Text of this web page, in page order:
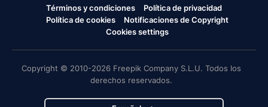
Términos y condiciones
Política de privacidad
Política de cookies
Notificaciones de Copyright
Cookies settings
Copyright © 2010-2026 Freepik Company S.L.U. Todos los
derechos reservados.